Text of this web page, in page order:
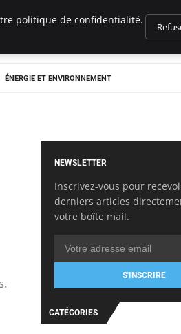
ÉNERGIE ET ENVIRONNEMENT
NEWSLETTER
Inscrivez-vous pour
derniers articles
votre boîte mail.
S'INSCRIRE
CATÉGORIES
politique de confidentialité.